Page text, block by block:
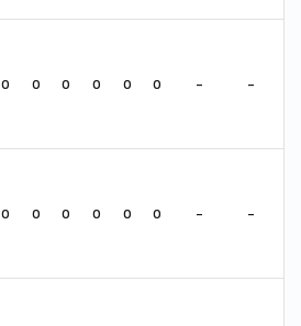
0 0 0 0 0 0 - -
0 0 0 0 0 0 - -